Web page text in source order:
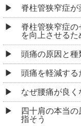
脊柱管狭窄症
脊柱管狭窄症
を向上させるた
頭痛の原因と種
頭痛を軽減する
なぜ腰痛が良く
四十肩の本当
指そう